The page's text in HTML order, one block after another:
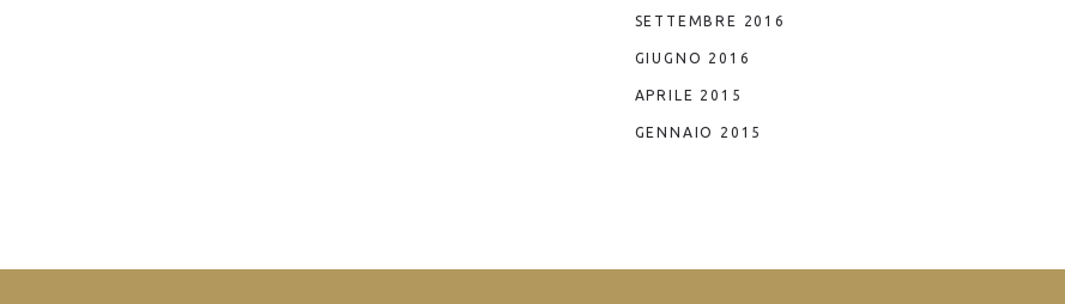
SETTEMBRE 2016
GIUGNO 2016
APRILE 2015
GENNAIO 2015